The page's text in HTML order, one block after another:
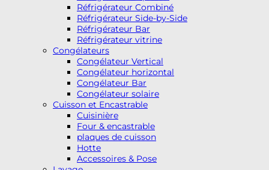
Réfrigérateur Combiné
Réfrigérateur Side-by-Side
Réfrigérateur Bar
Réfrigérateur vitrine
Congélateurs
Congélateur Vertical
Congélateur horizontal
Congélateur Bar
Congélateur solaire
Cuisson et Encastrable
Cuisinière
Four & encastrable
plaques de cuisson
Hotte
Accessoires & Pose